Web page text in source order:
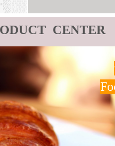
CENTER